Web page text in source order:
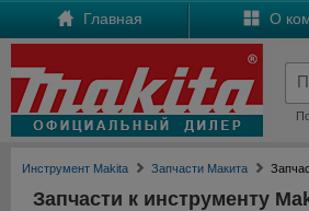
Главная О
Инструмент Makita Запчасти Макита
Запчасти к инструменту